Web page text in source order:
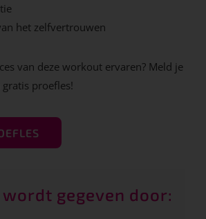
het zelfvertrouwen
van deze workout ervaren? Meld je
proefles!
wordt gegeven door: